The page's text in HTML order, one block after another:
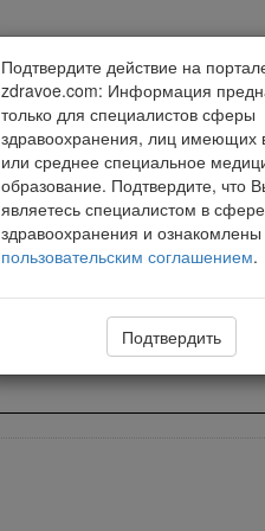
Питание и диета
Подтвердите действие на
zdravoe.com: Информация
только для специалистов сферы
здравоохранения, лиц имеющих
или среднее специальное
образование. Подтвердите, что
являетесь специалистом в сфере
здравоохранения и ознакомлены
пользовательским соглашением.
Подтвердить